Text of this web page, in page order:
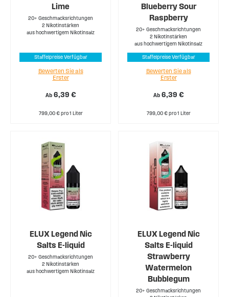
Lime
20+ Geschmacksrichtungen
2 Nikotinstärken
aus hochwertigem Nikotinsalz
Staffelpreise Verfügbar
Ab 6,39 €
Bewerten Sie als
Erster
799,00 € pro 1 Liter
Blueberry Sour
Raspberry
20+ Geschmacksrichtungen
2 Nikotinstärken
aus hochwertigem Nikotinsalz
Staffelpreise Verfügbar
Ab 6,39 €
Bewerten Sie als
Erster
799,00 € pro 1 Liter
ELUX Legend Nic
Salts E-liquid
20+ Geschmacksrichtungen
2 Nikotinstärken
aus hochwertigem Nikotinsalz
ELUX Legend Nic
Salts E-liquid
Strawberry
Watermelon
Bubblegum
20+ Geschmacksrichtungen